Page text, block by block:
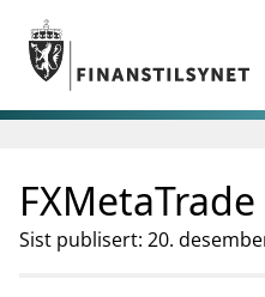
Gå til hovedinnhold
Gå til søkesiden
nettstedet
language
English
Tilsyn
FXMetaTrade
Sist publisert: 20.